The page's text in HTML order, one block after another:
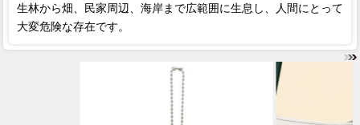
生林から畑、民家周辺、海岸まで広範囲に生息し、人間にとって
大変危険な存在です。